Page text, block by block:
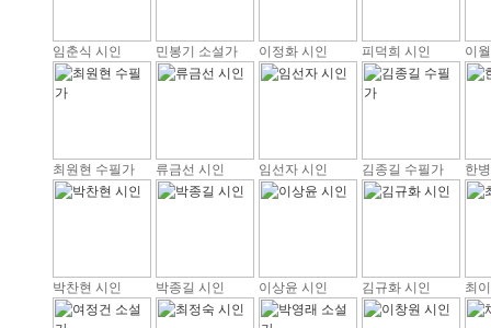
임춘식 시인 민봉기 소설가 이정화 시인 피덕희 시인 이
최원현 수필가 류금선 시인 임선자 시인 김종길 수필가 한
박찬현 시인 박종길 시인 이상윤 시인 김규화 시인 최